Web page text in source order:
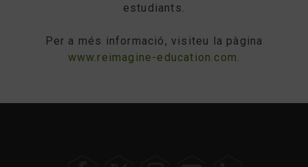
estudiants.
Per a més informació, visiteu la pàgina
www.reimagine-education.com.